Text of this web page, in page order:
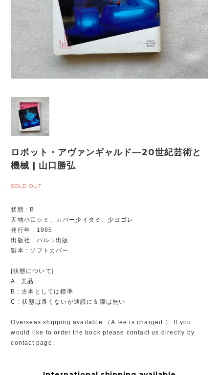
ロボット・アヴァンギャルド―20世紀芸術と
機械 | 山口勝弘
SOLD OUT
状態 : B
天地小口シミ、カバー少イタミ、少ヨゴレ
発行年 : 1985
出版社 : パルコ出版
製本 : ソフトカバー
[状態について]
A : 美品
B : 古本としては標準
C : 状態は良くないが通読に支障は無い
Overseas shipping available.（A fee is charged.） If you
would like to order the book please contact us directly by
contact page.